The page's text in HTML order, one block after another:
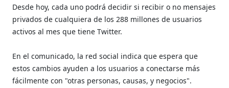
Desde hoy, cada uno podrá decidir si recibir o no mensajes
privados de cualquiera de los 288 millones de usuarios
activos al mes que tiene Twitter.
En el comunicado, la red social indica que espera que
estos cambios ayuden a los usuarios a conectarse más
fácilmente con "otras personas, causas, y negocios".